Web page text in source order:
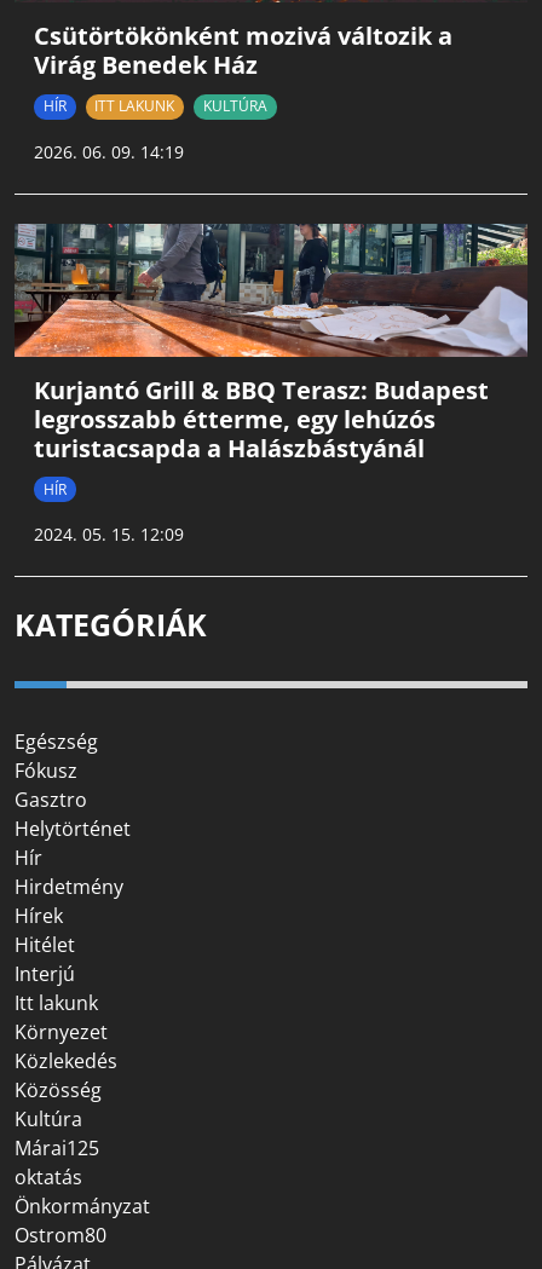
Csütörtökönként mozivá változik a
Virág Benedek Ház
HÍR ITT LAKUNK KULTÚRA
2026. 06. 09. 14:19
Kurjantó Grill & BBQ Terasz: Budapest
legrosszabb étterme, egy lehúzós
turistacsapda a Halászbástyánál
HÍR
2024. 05. 15. 12:09
KATEGÓRIÁK
Egészség
Fókusz
Gasztro
Helytörténet
Hír
Hirdetmény
Hírek
Hitélet
Interjú
Itt lakunk
Környezet
Közlekedés
Közösség
Kultúra
Márai125
oktatás
Önkormányzat
Ostrom80